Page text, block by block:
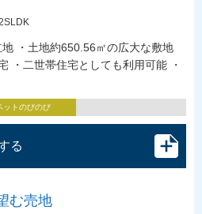
地 ・土地約650.56㎡の広大な敷地
・二世帯住宅としても利用可能 ・
ットのびのび
る
む売地